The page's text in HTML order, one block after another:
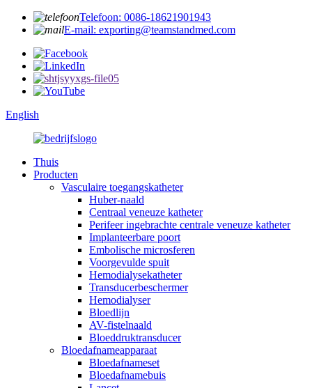
Telefoon: 0086-18621901943
E-mail: exporting@teamstandmed.com
English
Thuis
Producten
Vasculaire toegangskatheter
Huber-naald
Centraal veneuze katheter
Perifeer ingebrachte centrale veneuze katheter
Implanteerbare poort
Embolische microsferen
Voorgevulde spuit
Hemodialysekatheter
Transducerbeschermer
Hemodialyser
Bloedlijn
AV-fistelnaald
Bloeddruktransducer
Bloedafnameapparaat
Bloedafnameset
Bloedafnamebuis